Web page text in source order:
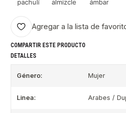
pachulí almizcle ámbar
Agregar a la lista de
COMPARTIR ESTE PRODUCTO
DETALLES
Género: Mujer
Linea: Arabes /